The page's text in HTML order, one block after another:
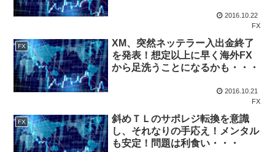
2016.10.22
FX
FX
XM、突然ネッテラー入出金終了
を発表！想定以上に早く海外FX
から足洗うことになるかも・・・
2016.10.21
FX
FX
斜めＴＬのサポレジ転換を意識
し、それなりの手応え！メンタル
も安定！問題は利食い・・・